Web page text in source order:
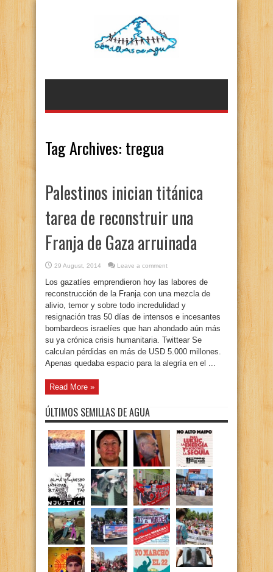
Tag Archives: tregua
Palestinos inician titánica
tarea de reconstruir una
Franja de Gaza arruinada
29 August, 2014 Leave a comment
Los gazatíes emprendieron hoy las labores de
reconstrucción de la Franja con una mezcla de
alivio, temor y sobre todo incredulidad y
resignación tras 50 días de intensos e incesantes
bombardeos israelíes que han ahondado aún más
su ya crónica crisis humanitaria. Twittear Se
calculan pérdidas en más de USD 5.000 millones.
Apenas quedaba espacio para la alegría en el ...
Read More »
ÚLTIMOS SEMILLAS DE AGUA